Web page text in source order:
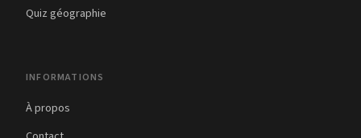
Quiz géographie
INFORMATIONS
À propos